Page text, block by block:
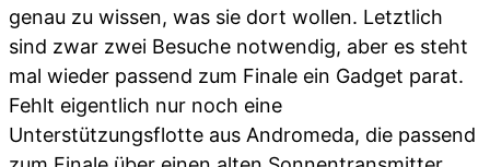
genau zu wissen, was sie dort wollen. Letztlich
sind zwar zwei Besuche notwendig, aber es steht
mal wieder passend zum Finale ein Gadget parat.
Fehlt eigentlich nur noch eine
Unterstützungsflotte aus Andromeda, die passend